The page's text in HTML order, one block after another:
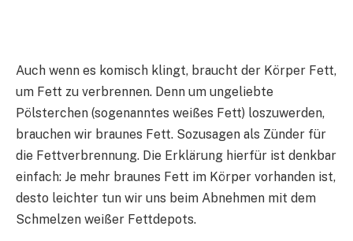
Auch wenn es komisch klingt, braucht der Körper Fett,
um Fett zu verbrennen. Denn um ungeliebte
Pölsterchen (sogenanntes weißes Fett) loszuwerden,
brauchen wir braunes Fett. Sozusagen als Zünder für
die Fettverbrennung. Die Erklärung hierfür ist denkbar
einfach: Je mehr braunes Fett im Körper vorhanden ist,
desto leichter tun wir uns beim Abnehmen mit dem
Schmelzen weißer Fettdepots.